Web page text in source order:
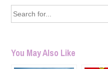
Search
for:
You May Also Like